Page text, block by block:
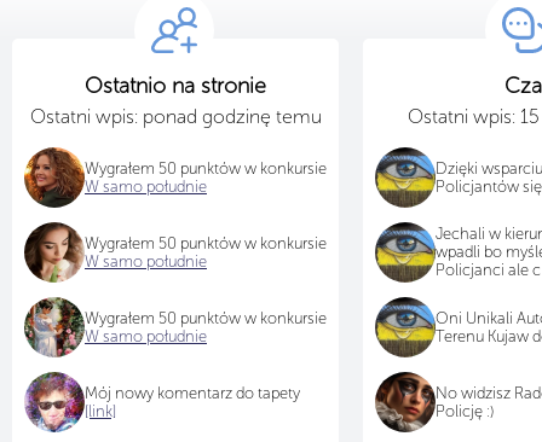
Ostatnio na stronie
Ostatni wpis: ponad godzinę temu
Wygrałem 50 punktów w konkursie
W samo południe
Wygrałem 50 punktów w konkursie
W samo południe
Wygrałem 50 punktów w konkursie
W samo południe
Mój nowy komentarz do tapety
[link]
Ostatni wpis:
Dzięki
Policjantów
Jechali w
wpadli bo
Policjanci ale
Oni Unikali
Terenu Kujaw
No widzisz
Policję :)